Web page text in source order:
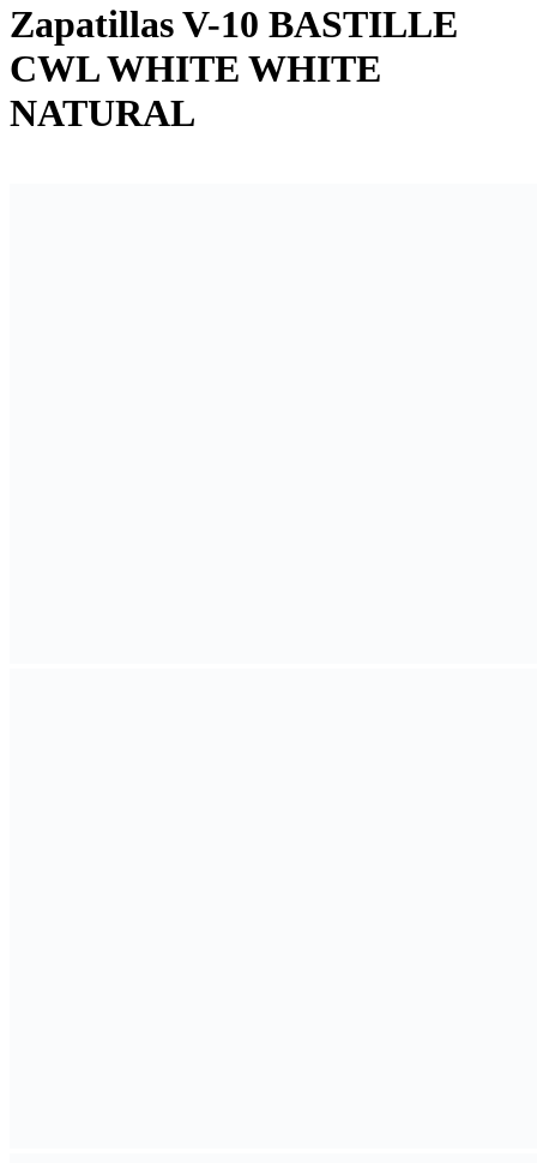
Zapatillas V-10 BASTILLE
CWL WHITE WHITE
NATURAL